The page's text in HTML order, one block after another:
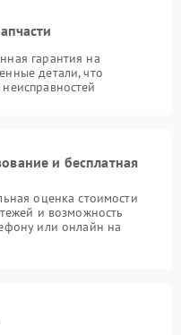
гарантия на
детали, что
и бесплатная
оценка стоимости
и возможность
или онлайн на